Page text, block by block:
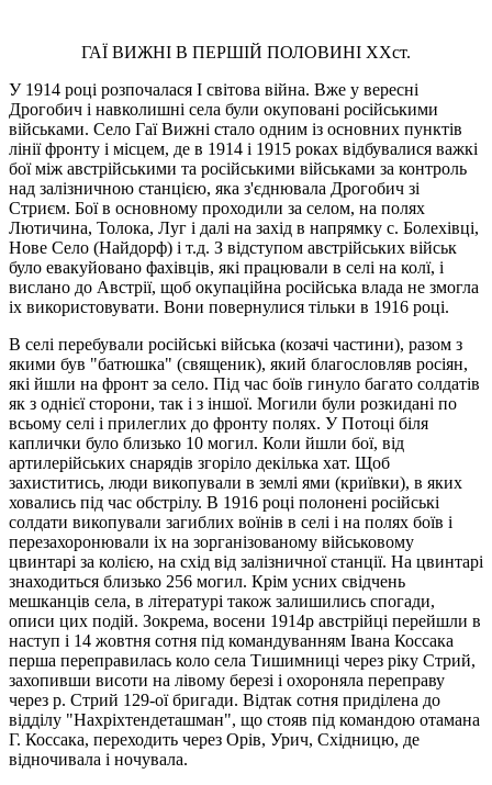
ГАЇ ВИЖНІ В ПЕРШІЙ ПОЛОВИНІ ХХст.
У 1914 році розпочалася I світова війна. Вже у вересні
Дрогобич і навколишні села були окуповані російськими
військами. Село Гаї Вижні стало одним із основних пунктів
лінії фронту і місцем, де в 1914 i 1915 роках відбувалися важкі
бої між австрійськими та рoсійськими військами за контроль
над залізничною станцією, яка з'єднювала Дрогобич зі
Стриєм. Бої в основному проходили за селом, на полях
Лютичина, Толока, Луг і далі на захід в напрямку с. Болехівці,
Нове Село (Найдорф) і т.д. З відступом австрійських військ
було евакуйовано фахівців, які працювали в селі на колї, і
вислано до Австрії, щоб окупаційна рoсійська влада не змогла
іх використовувати. Вони повернулися тільки в 1916 році.
В селі перебували російські війська (козачі частини), разом з
якими був "батюшка" (священик), який благословляв росіян,
які йшли на фронт за село. Під час боїв гинуло багато солдатів
як з однієї сторони, так і з іншої. Mогили були розкидані по
всьому селі і прилеглих до фронту полях. У Потоці біля
каплички було близько 10 могил. Коли йшли бої, від
артилерійських снарядів згоріло декілька хат. Щоб
захиститись, люди викопували в землі ями (криївки), в яких
ховались під час обстрілу. В 1916 році полонені російські
солдати викопували загиблих воїнів в селі і на полях боїв і
перезахоронювали іх на зорганізованому військовому
цвинтарі за колією, на схід від залізничної станції. На цвинтарі
знаходиться близько 256 могил. Крім усних свідчень
мешканців села, в літературі також залишились спогади,
описи цих подій. Зокрема, восени 1914р австрійці перейшли в
наступ i 14 жовтня сотня під командуванням Івана Коссака
перша переправилась коло села Тишимниці через ріку Стрий,
захопивши висоти на лівому березі i охороняла переправу
через р. Стрий 129-ої бригади. Відтак сотня приділена до
відділу "Нахріхтендеташман", що стояв під командою отамана
Г. Коссака, переходить через Орів, Урич, Східницю, де
відночивала і ночувала.